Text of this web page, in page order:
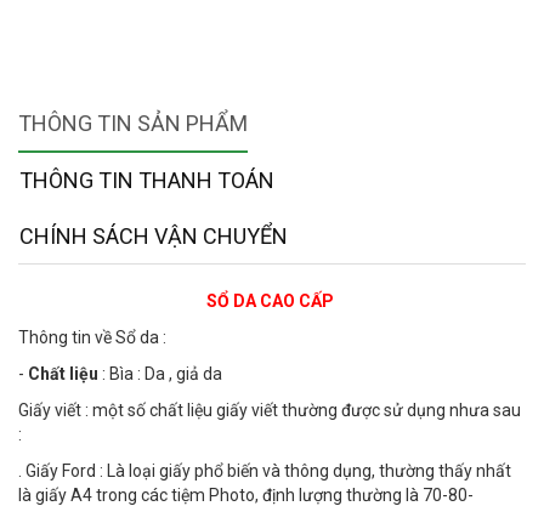
THÔNG TIN SẢN PHẨM
THÔNG TIN THANH TOÁN
CHÍNH SÁCH VẬN CHUYỂN
SỔ DA CAO CẤP
Thông tin về Sổ da :
- Chất liệu : Bìa : Da , giả da
Giấy viết : một số chất liệu giấy viết thường được sử dụng nhưa sau
:
. Giấy Ford : Là loại giấy phổ biến và thông dụng, thường thấy nhất
là giấy A4 trong các tiệm Photo, định lượng thường là 70-80-